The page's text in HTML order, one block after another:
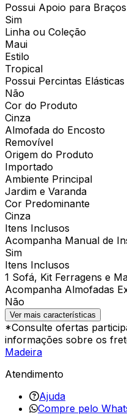
Possui Apoio para Braços
Sim
Linha ou Coleção
Maui
Estilo
Tropical
Possui Percintas Elásticas
Não
Cor do Produto
Cinza
Almofada do Encosto
Removível
Origem do Produto
Importado
Ambiente Principal
Jardim e Varanda
Cor Predominante
Cinza
Itens Inclusos
Acompanha Manual de
Sim
Itens Inclusos
1 Sofá, Kit Ferragens e
Acompanha Almofadas
Não
Ver mais características
*Consulte ofertas
informações sobre os
Madeira
Atendimento
Ajuda
Compre pelo